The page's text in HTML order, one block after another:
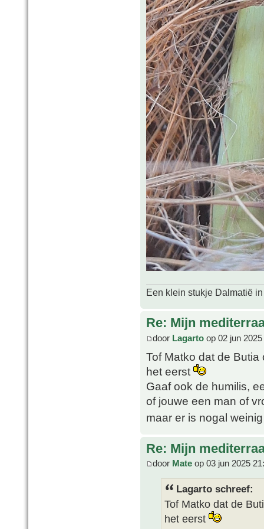
Een klein stukje Dalmatië
Re: Mijn
door Lagarto op 02 jun
Tof Matko dat de
het eerst
Gaaf ook de humilis,
of jouwe een man of
maar er is nogal
Re: Mijn
door Mate op 03 jun 2025
Lagarto schreef:
Tof Matko dat de
het eerst